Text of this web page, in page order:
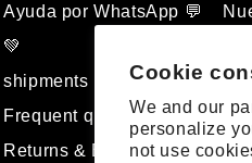
Cookie
We and our
personalize
not use
Ayuda por WhatsApp 💬
💚
shipments
Frequent questions
Returns & Exchanges